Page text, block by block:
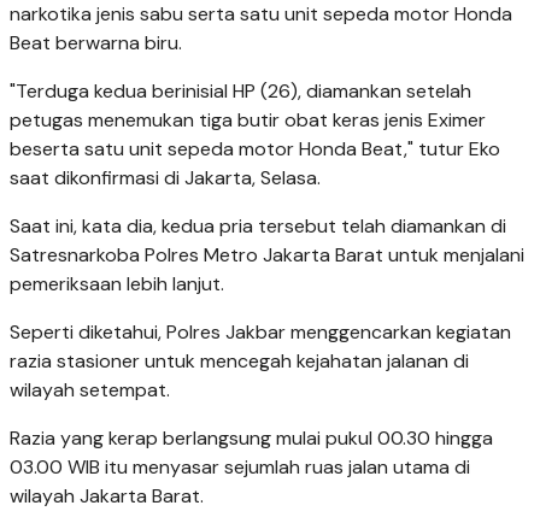
narkotika jenis sabu serta satu unit sepeda motor Honda
Beat berwarna biru.
"Terduga kedua berinisial HP (26), diamankan setelah
petugas menemukan tiga butir obat keras jenis Eximer
beserta satu unit sepeda motor Honda Beat," tutur Eko
saat dikonfirmasi di Jakarta, Selasa.
Saat ini, kata dia, kedua pria tersebut telah diamankan di
Satresnarkoba Polres Metro Jakarta Barat untuk menjalani
pemeriksaan lebih lanjut.
Seperti diketahui, Polres Jakbar menggencarkan kegiatan
razia stasioner untuk mencegah kejahatan jalanan di
wilayah setempat.
Razia yang kerap berlangsung mulai pukul 00.30 hingga
03.00 WIB itu menyasar sejumlah ruas jalan utama di
wilayah Jakarta Barat.